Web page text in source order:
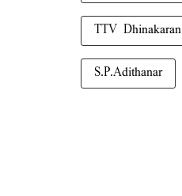
TTV Dhinakaran
S.P.Adithanar